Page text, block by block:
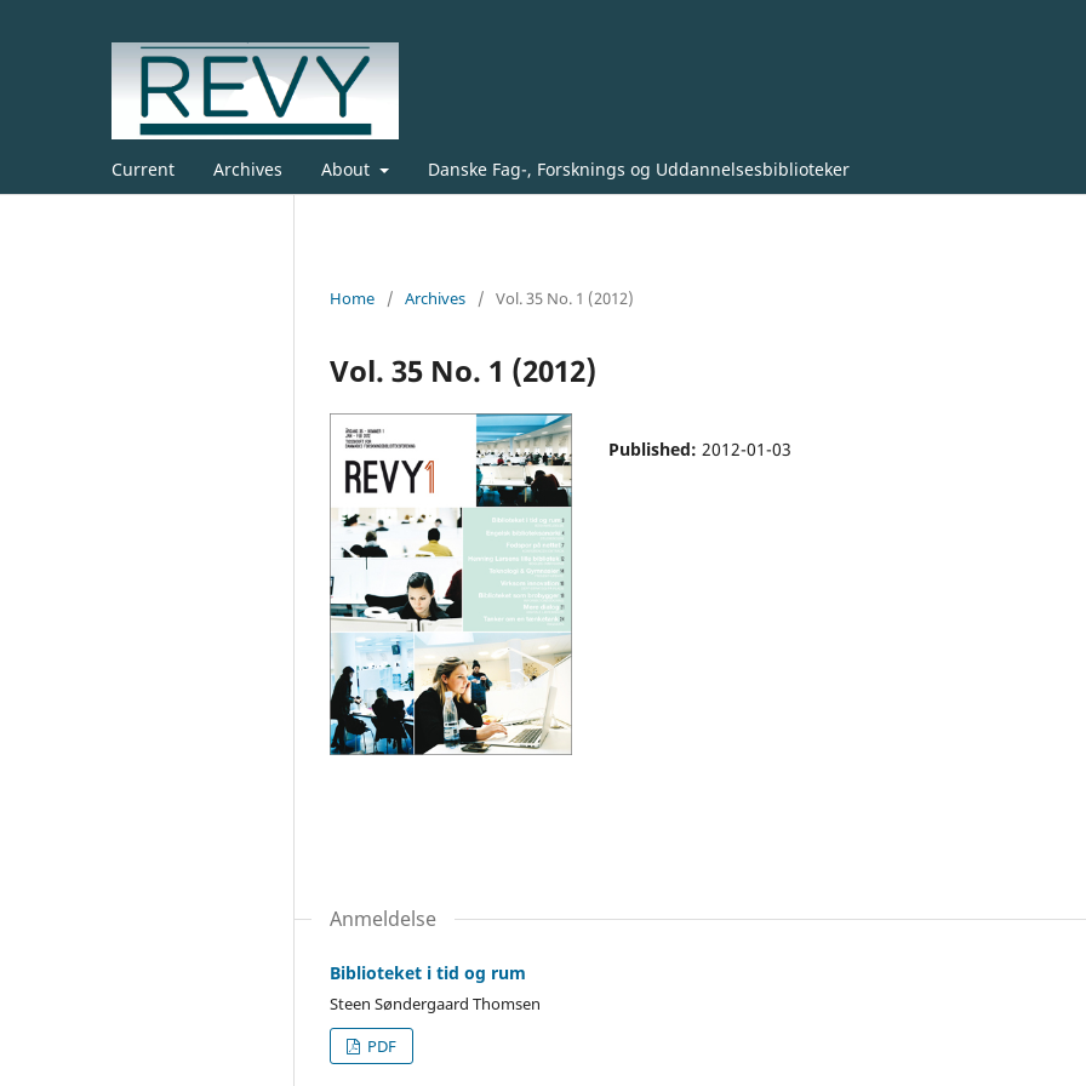
Current Archives About Danske Fag-, Forsknings og Uddannelsesbiblioteker
Home / Archives / Vol. 35 No. 1 (2012)
Vol. 35 No. 1 (2012)
Published: 2012-01-03
Anmeldelse
Biblioteket i tid og rum
Steen Søndergaard Thomsen
PDF